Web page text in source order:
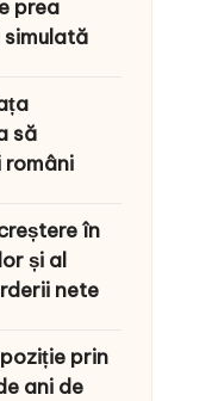
prea
să
români
în
și al
nete
prin
ani de